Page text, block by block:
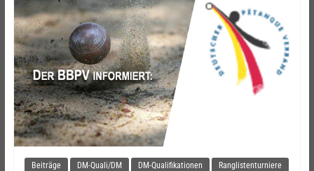
Beiträge DM-Quali/DM DM-Qualifikationen
Ranglistenturniere